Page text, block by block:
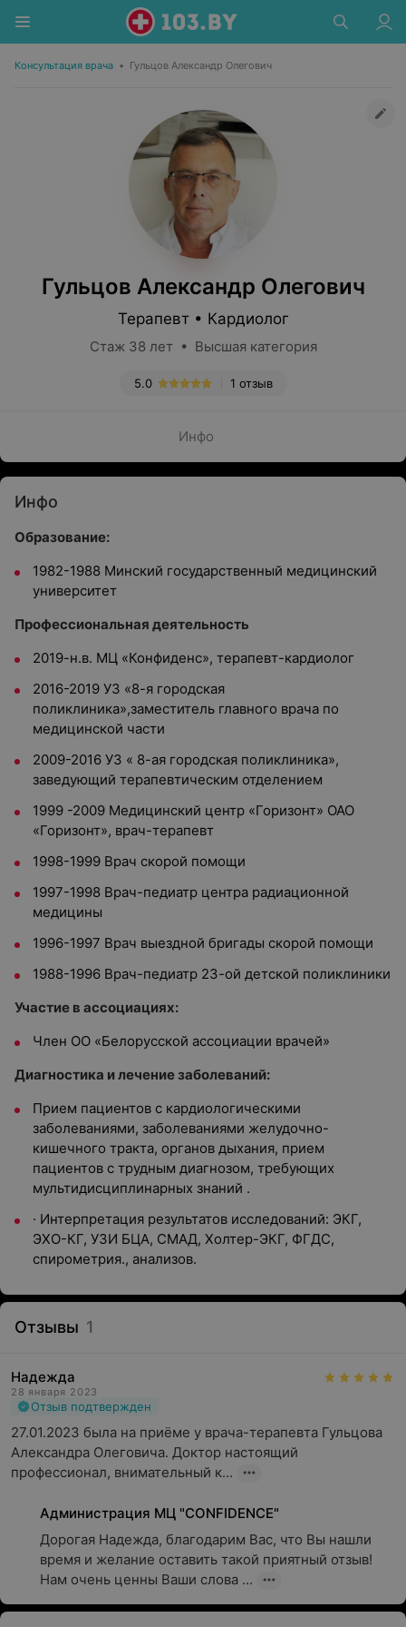
Консультация врача • Гульцов Александр Олегович
Гульцов Александр Олегович
Терапевт • Кардиолог
Стаж 38 лет • Высшая категория
1 отзыв
5.0
Инфо
Инфо
Образование:
1982-1988 Минский государственный медицинский
университет
Профессиональная деятельность
2019-н.в. МЦ «Конфиденс», терапевт-кардиолог
2016-2019 УЗ «8-я городская
поликлиника»,заместитель главного врача по
медицинской части
2009-2016 УЗ « 8-ая городская поликлиника»,
заведующий терапевтическим отделением
1999 -2009 Медицинский центр «Горизонт» ОАО
«Горизонт», врач-терапевт
1998-1999 Врач скорой помощи
1997-1998 Врач-педиатр центра радиационной
медицины
1996-1997 Врач выездной бригады скорой помощи
1988-1996 Врач-педиатр 23-ой детской поликлиники
Участие в ассоциациях:
Член ОО «Белорусской ассоциации врачей»
Диагностика и лечение заболеваний:
Прием пациентов с кардиологическими
заболеваниями, заболеваниями желудочно-
кишечного тракта, органов дыхания, прием
пациентов с трудным диагнозом, требующих
мультидисциплинарных знаний .
· Интерпретация результатов исследований: ЭКГ,
ЭХО-КГ, УЗИ БЦА, СМАД, Холтер-ЭКГ, ФГДС,
спирометрия., анализов.
Отзывы 1
Надежда
28 января 2023
Отзыв подтвержден
27.01.2023 была на приёме у врача-терапевта Гульцова
Александра Олеговича. Доктор настоящий
профессионал, внимательный к...
Администрация МЦ "CONFIDENCE"
Дорогая Надежда, благодарим Вас, что Вы нашли
время и желание оставить такой приятный отзыв!
Нам очень ценны Ваши слова ...